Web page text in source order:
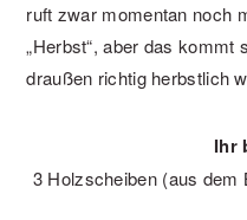
ruft zwar momentan noch
„Herbst“, aber das kommt
draußen richtig herbstlich
Ihr
3 Holzscheiben (aus dem